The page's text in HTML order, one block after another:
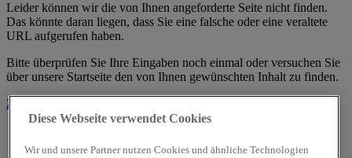
Leider können wir die von Ihnen angeforderte Seite nicht finden.
Das könnte daran liegen, dass Sie eine falsche oder eine veraltete
URL aufgerufen haben.
Bitte überprüfen Sie Ihre Eingaben noch einmal oder versuchen Sie
über unsere Startseite den von Ihnen gewünschten Inhalt zu finden.
Zur Startseite
Diese Webseite verwendet Cookies
Wir und unsere Partner nutzen Cookies und ähnliche Technologien